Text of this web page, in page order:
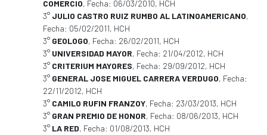
COMERCIO, Fecha: 06/03/2010, HCH
3° JULIO CASTRO RUIZ RUMBO AL LATINOAMERICANO,
Fecha: 05/02/2011, HCH
3° GEOLOGO, Fecha: 26/02/2011, HCH
3° UNIVERSIDAD MAYOR, Fecha: 21/04/2012, HCH
3° CRITERIUM MAYORES, Fecha: 29/09/2012, HCH
3° GENERAL JOSE MIGUEL CARRERA VERDUGO, Fecha:
22/11/2012, HCH
3° CAMILO RUFIN FRANZOY, Fecha: 23/03/2013, HCH
3° GRAN PREMIO DE HONOR, Fecha: 08/06/2013, HCH
3° LA RED, Fecha: 01/08/2013, HCH